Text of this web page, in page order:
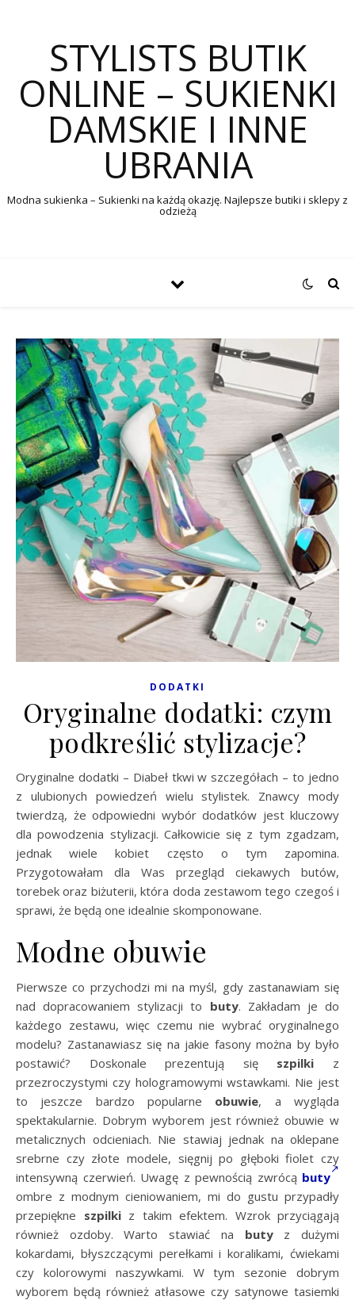
STYLISTS BUTIK
ONLINE – SUKIENKI
DAMSKIE I INNE
UBRANIA
Modna sukienka – Sukienki na każdą okazję. Najlepsze butiki i sklepy z
odzieżą
DODATKI
Oryginalne dodatki: czym
podkreślić stylizacje?
Oryginalne dodatki – Diabeł tkwi w szczegółach – to jedno
z ulubionych powiedzeń wielu stylistek. Znawcy mody
twierdzą, że odpowiedni wybór dodatków jest kluczowy
dla powodzenia stylizacji. Całkowicie się z tym zgadzam,
jednak wiele kobiet często o tym zapomina.
Przygotowałam dla Was przegląd ciekawych butów,
torebek oraz biżuterii, która doda zestawom tego czegoś i
sprawi, że będą one idealnie skomponowane.
Modne obuwie
Pierwsze co przychodzi mi na myśl, gdy zastanawiam się
nad dopracowaniem stylizacji to buty. Zakładam je do
każdego zestawu, więc czemu nie wybrać oryginalnego
modelu? Zastanawiasz się na jakie fasony można by było
postawić? Doskonale prezentują się szpilki z
przezroczystymi czy hologramowymi wstawkami. Nie jest
to jeszcze bardzo popularne obuwie, a wygląda
spektakularnie. Dobrym wyborem jest również obuwie w
metalicznych odcieniach. Nie stawiaj jednak na oklepane
srebrne czy złote modele, sięgnij po głęboki fiolet czy
intensywną czerwień. Uwagę z pewnością zwrócą buty
ombre z modnym cieniowaniem, mi do gustu przypadły
przepiękne szpilkiz takim efektem. Wzrok przyciągają
również ozdoby. Warto stawiać na butyz dużymi
kokardami, błyszczącymi perełkami i koralikami, ćwiekami
czy kolorowymi naszywkami. W tym sezonie dobrym
wyborem będą również atłasowe czy satynowe tasiemki